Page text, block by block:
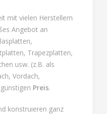
mit vielen Herstellern
Angebot an
Trapezplatten,
usw. (z.B. als
Vordach,
Preis.
konstruieren ganz